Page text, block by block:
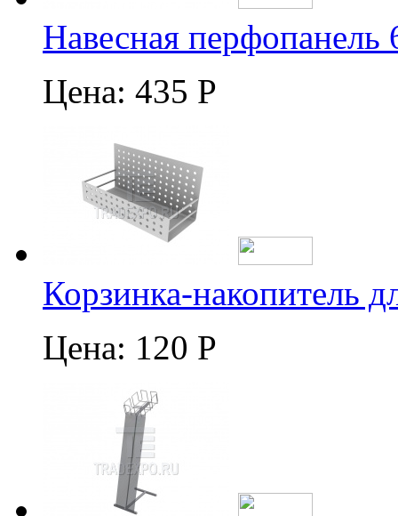
Навесная перфопанель
Цена: 435 Р
Корзинка-накопитель
Цена: 120 Р